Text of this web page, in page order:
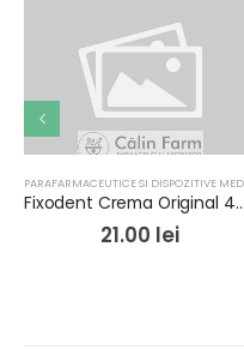
Fixodent Crema Original 47g
21.00 lei